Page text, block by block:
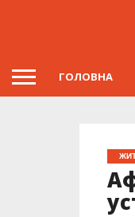
ГОЛОВНА